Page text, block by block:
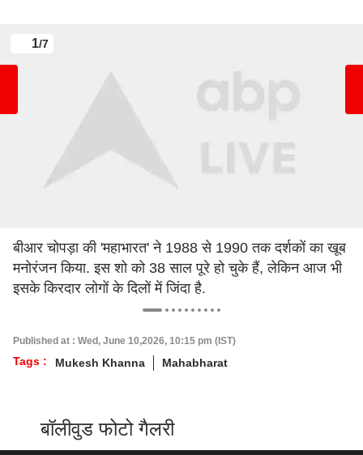
1/7
बीआर चोपड़ा की 'महाभारत' ने 1988 से 1990 तक दर्शकों का खूब
मनोरंजन किया. इस शो को 38 साल पूरे हो चुके हैं, लेकिन आज भी
इसके किरदार लोगों के दिलों में जिंदा है.
Published at : Wed, June 10,2026, 10:15 pm (IST)
Tags : Mukesh Khanna Mahabharat
बॉलीवुड फोटो गैलरी